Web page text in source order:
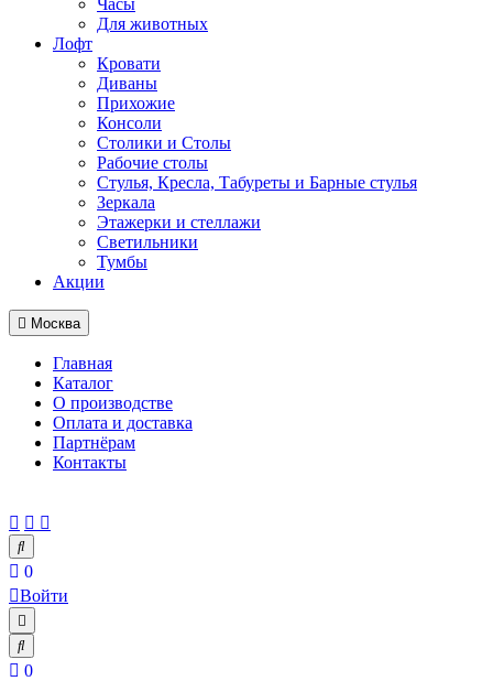
Часы
Для животных
Лофт
Кровати
Диваны
Прихожие
Консоли
Столики и Столы
Рабочие столы
Стулья, Кресла, Табуреты и Барные стулья
Зеркала
Этажерки и стеллажи
Светильники
Тумбы
Акции
Москва
Главная
Каталог
О производстве
Оплата и доставка
Партнёрам
Контакты
0
Войти
0